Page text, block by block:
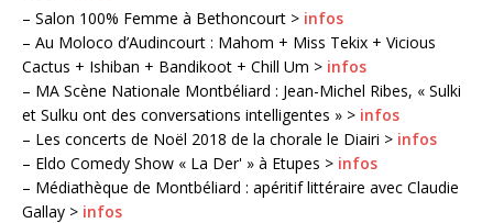
– Salon 100% Femme à Bethoncourt > infos
– Au Moloco d’Audincourt : Mahom + Miss Tekix + Vicious
Cactus + Ishiban + Bandikoot + Chill Um > infos
– MA Scène Nationale Montbéliard : Jean-Michel Ribes, « Sulki
et Sulku ont des conversations intelligentes » > infos
– Les concerts de Noël 2018 de la chorale le Diairi > infos
– Eldo Comedy Show « La Der' » à Etupes > infos
– Médiathèque de Montbéliard : apéritif littéraire avec Claudie
Gallay > infos